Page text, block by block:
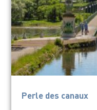
Perle des canaux